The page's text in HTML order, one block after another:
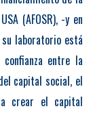
(AFOSR), -y en
laboratorio está
entre la
capital social, el
crear el capital